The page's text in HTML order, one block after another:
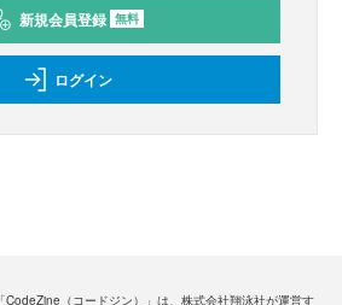
新規会員登録 無料
ログイン
「CodeZine（コードジン）」は、株式会社翔泳社が運営す